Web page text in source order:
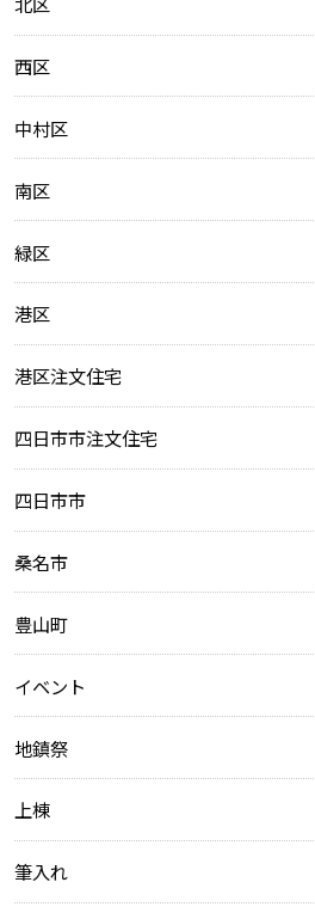
西区
中村区
南区
緑区
港区
港区注文住宅
四日市市注文住宅
四日市市
桑名市
豊山町
イベント
地鎮祭
上棟
筆入れ